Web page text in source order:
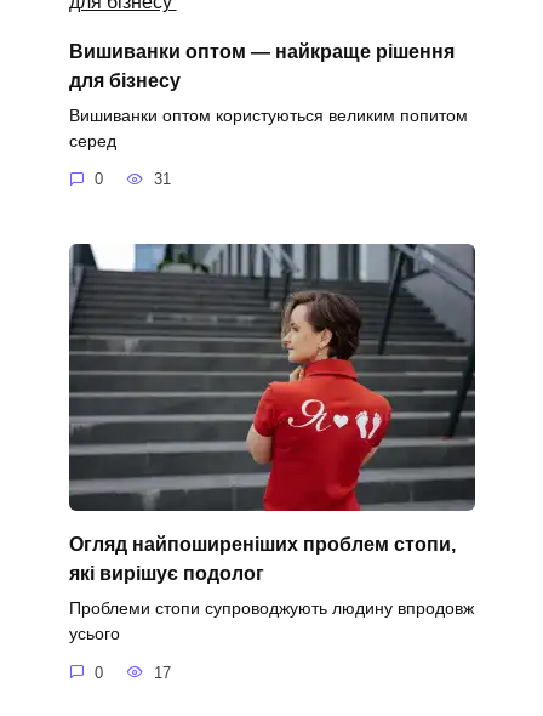
Вишиванки оптом — найкраще рішення
для бізнесу
Вишиванки оптом користуються великим попитом
серед
0 31
Огляд найпоширеніших проблем стопи,
які вирішує подолог
Проблеми стопи супроводжують людину впродовж
усього
0 17